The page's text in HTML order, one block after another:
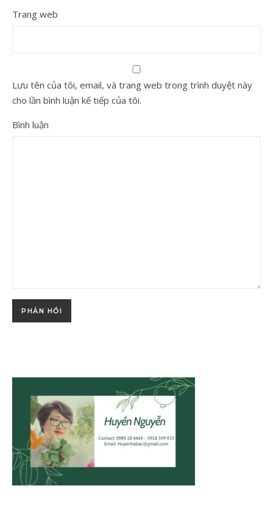
Trang web
Lưu tên của tôi, email, và trang web trong trình duyệt này
cho lần bình luận kế tiếp của tôi.
Bình luận